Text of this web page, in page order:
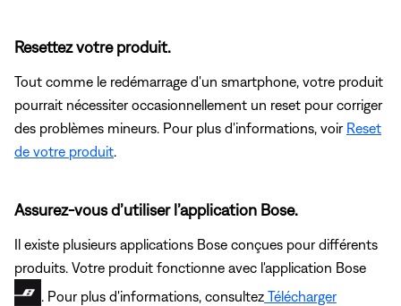
Resettez votre produit.
Tout comme le redémarrage d'un smartphone, votre produit
pourrait nécessiter occasionnellement un reset pour corriger
des problèmes mineurs. Pour plus d'informations, voir Reset
de votre produit
Assurez-vous d’utiliser l’application Bose.
Il existe plusieurs applications Bose conçues pour différents
produits. Votre produit fonctionne avec l'application Bose
. Pour plus d'informations, consultez Télécharger